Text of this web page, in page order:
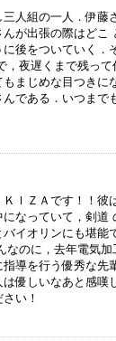
人組の一人．伊藤
が出張の際はどこ
後をついていく．
夜遅くまで残っ
まじめな目つきに
である．いつまで
ＩＺＡです！！彼
なっていて，剣道
イオリンにも堪
のに，去年電気
導を行う優秀な先
優しいなあと感嘆
い！